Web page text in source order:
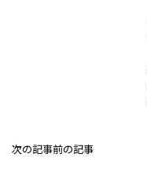
次の記事前の記事